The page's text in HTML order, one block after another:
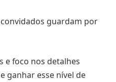
guardam por
e foco nos detalhes
ganhar esse nível de